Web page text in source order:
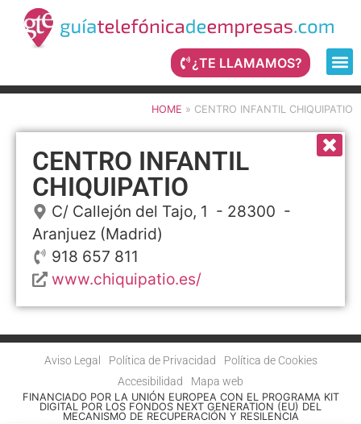
¿TE LLAMAMOS?
HOME » CENTRO INFANTIL CHIQUIPATIO
CENTRO INFANTIL
CHIQUIPATIO
C/ Callejón del Tajo, 1 - 28300 -
Aranjuez (Madrid)
918 657 811
www.chiquipatio.es/
Aviso Legal Política de Privacidad
Política de Cookies
Accesibilidad
Mapa web
FINANCIADO POR LA UNIÓN EUROPEA CON EL PROGRAMA KIT
DIGITAL POR LOS FONDOS NEXT GENERATION (EU) DEL
MECANISMO DE RECUPERACIÓN Y RESILENCIA